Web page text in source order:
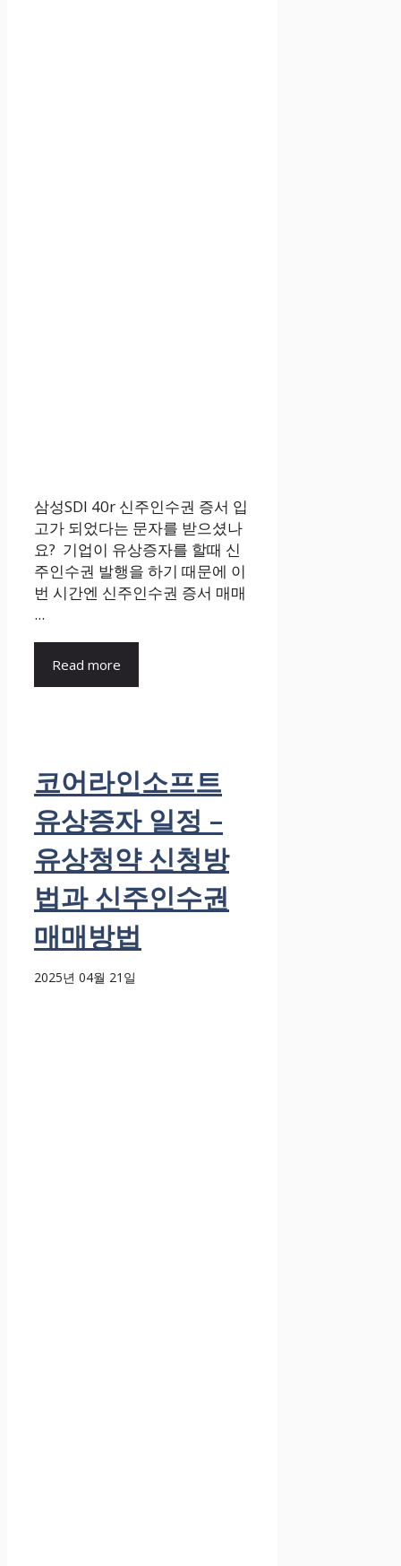
삼성SDI 40r 신주인수권 증서 입
고가 되었다는 문자를 받으셨나
요? 기업이 유상증자를 할때 신
주인수권 발행을 하기 때문에 이
번 시간엔 신주인수권 증서 매매
...
Read more
코어라인소프트
유상증자 일정 –
유상청약 신청방
법과 신주인수권
매매방법
2025년 04월 21일